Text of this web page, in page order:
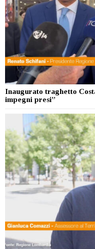
Inaugurato traghetto
impegni presi”